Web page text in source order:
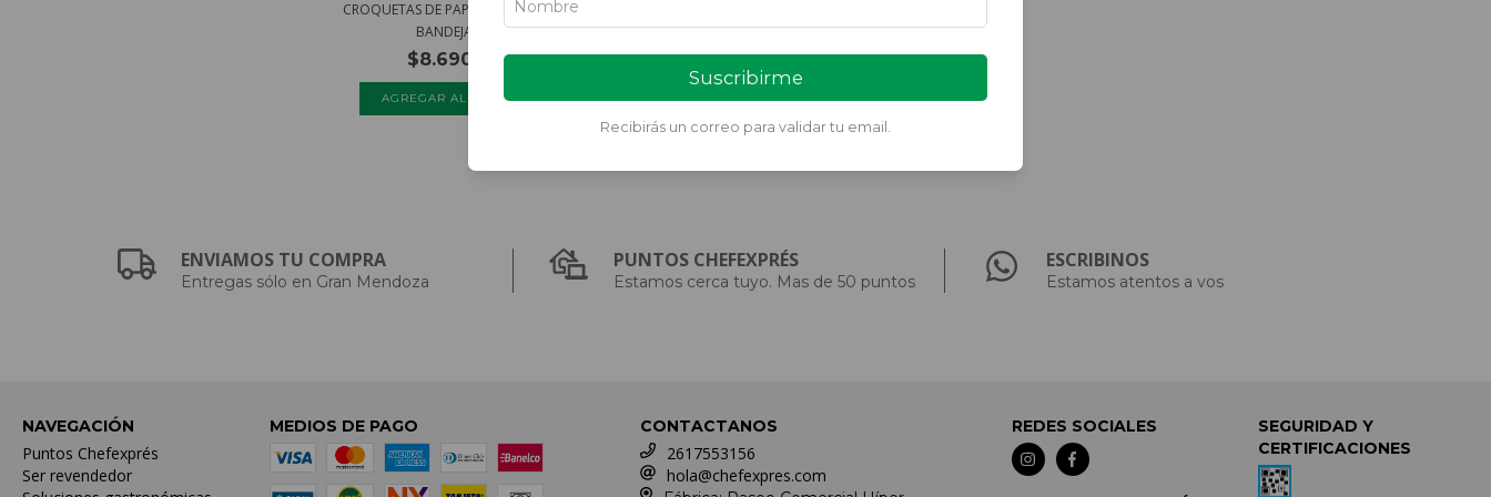
CROQUETAS DE PAPA Y MOZARELA.
BANDEJA 8...
$8.690,00
BANDEJA 8 UNIDADE...
$8.690,00
ENVIAMOS TU COMPRA
Entregas sólo en Gran Mendoza
PUNTOS CHEFEXPRÉS
Estamos cerca tuyo. Mas de 50 puntos
ESCRIBINOS
Estamos atentos a vos
NAVEGACIÓN
Puntos Chefexprés
Ser revendedor
MEDIOS DE PAGO CONTACTANOS
2617553156
hola@chefexpres.com
REDES SOCIALES
SEGURIDAD Y
CERTIFICACIONES
Suscribirme
Recibirás un correo para validar tu email.